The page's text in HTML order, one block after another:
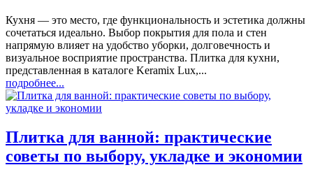
Кухня — это место, где функциональность и эстетика должны
сочетаться идеально. Выбор покрытия для пола и стен
напрямую влияет на удобство уборки, долговечность и
визуальное восприятие пространства. Плитка для кухни,
представленная в каталоге Keramix Lux,...
подробнее...
Плитка для ванной: практические
советы по выбору, укладке и экономии